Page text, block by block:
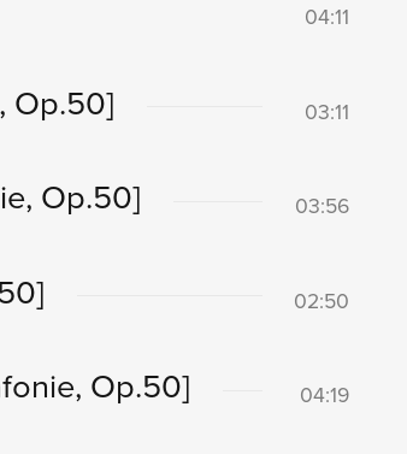
04:11
Op.50] 03:11
Op.50] 03:56
02:50
Op.50] 04:19